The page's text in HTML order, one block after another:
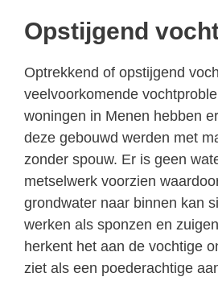
Opstijgend
Optrekkend of opstijgend
veelvoorkomende
woningen in Menen hebben
deze gebouwd werden met
zonder spouw. Er is geen
metselwerk voorzien
grondwater naar binnen kan
werken als sponzen en
herkent het aan de vochtige
ziet als een poederachtige